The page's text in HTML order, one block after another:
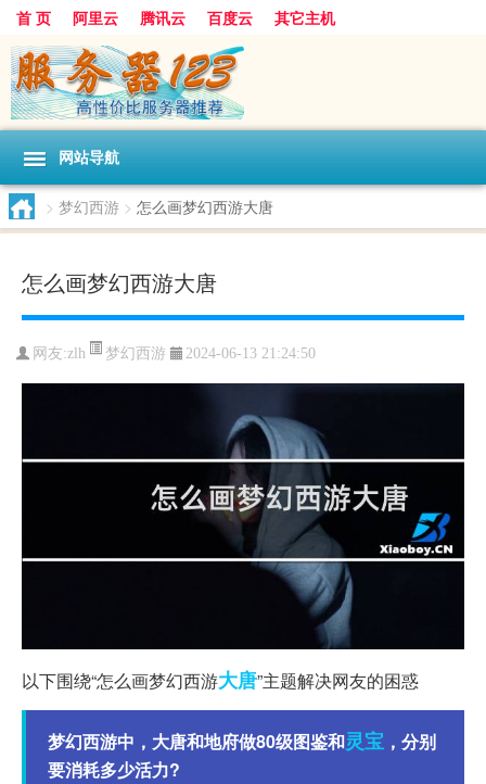
首 页 阿里云 腾讯云 百度云 其它主机
网站导航
> 梦幻西游 > 怎么画梦幻西游大唐
怎么画梦幻西游大唐
网友:zlh 梦幻西游 2024-06-13 21:24:50
以下围绕“怎么画梦幻西游大唐”主题解决网友的困惑
梦幻西游中，大唐和地府做80级图鉴和灵宝 ，分别
要消耗多少活力?